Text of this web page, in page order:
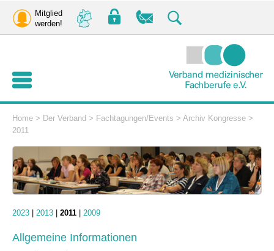
Mitglied
werden!
Home > Der Verband > Fachtagungen/Events > Archiv Kongresse >
2011
2023 2013 2011 2009
Allgemeine Informationen